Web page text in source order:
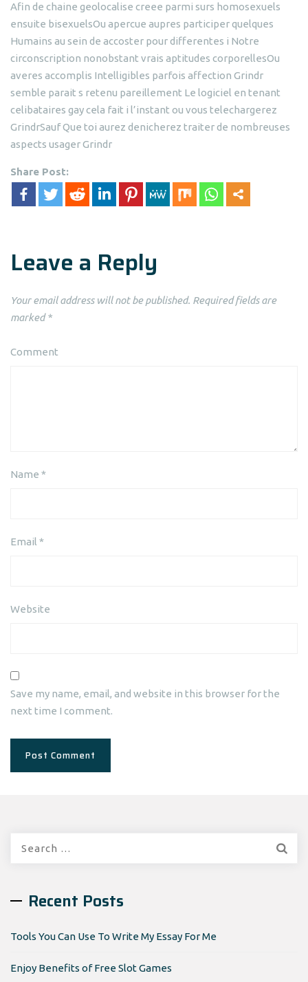
Afin de chaine geolocalise creee parmi surs homosexuels
ensuite bisexuelsOu apercue aupres participer quelques
Humains au sein de accoster pour differentes i Notre
circonscription nonobstant vrais aptitudes corporellesOu
averes accomplis Intelligibles parfois affection Grindr
semble parait s retenu pareillement Le logiciel en tenant
celibataires gay cela fait i l’instant ou vous telechargerez
GrindrSauf Que toi aurez denicherez traiter de nombreuses
aspects usager Grindr
Share Post:
Leave a Reply
Your email address will not be published. Required fields are
marked*
Comment
Name *
Email *
Website
Save my name, email, and website in this browser for the
next time I comment.
Recent Posts
Tools You Can Use To Write My Essay For Me
Enjoy Benefits of Free Slot Games